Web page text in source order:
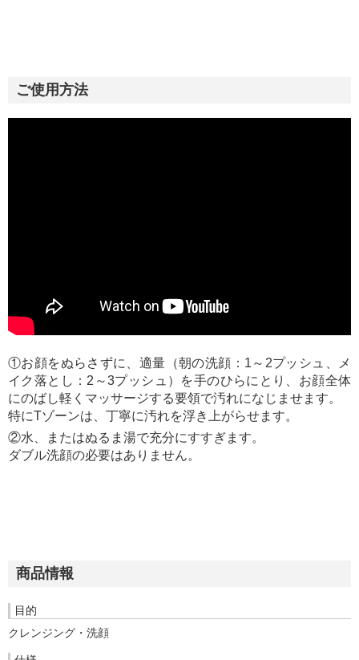
ご使用方法
①お顔をぬらさずに、適量（朝の洗顔：1～2プッシュ、メ
イク落とし：2～3プッシュ）を手のひらにとり、お顔全体
にのばし軽くマッサージする要領で汚れになじませます。
特にTゾーンは、丁寧に汚れを浮き上がらせます。
②水、またはぬるま湯で充分にすすぎます。
ダブル洗顔の必要はありません。
商品情報
目的
クレンジング・洗顔